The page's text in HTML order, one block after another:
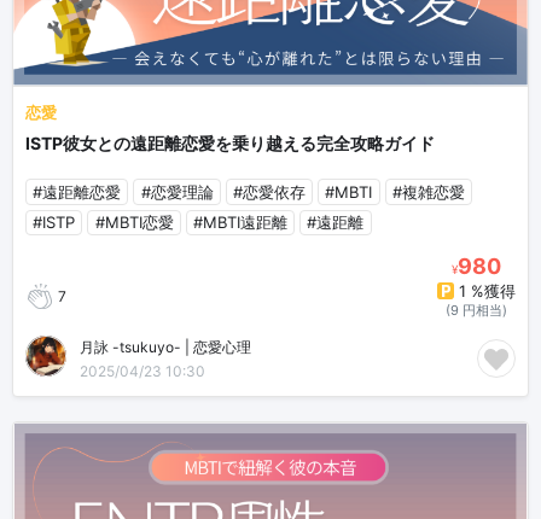
恋愛
ISTP彼女との遠距離恋愛を乗り越える完全攻略ガイド
#遠距離恋愛 #恋愛理論 #恋愛依存 #MBTI
#複雑恋愛
#ISTP
#MBTI恋愛 #MBTI遠距離 #遠距離
7
¥980
1 %獲得
(9 円相当)
月詠 -tsukuyo- | 恋愛心理
2025/04/23 10:30